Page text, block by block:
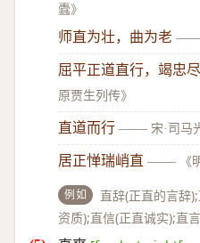
蠹》
师直为壮，曲为老
屈平正道直行，竭忠
原贾生列传》
直道而行 —— 宋·司马
居正惮瑞峭直 —— 《
例如
直辞(正直的言辞
资质);直信(正直诚实);直